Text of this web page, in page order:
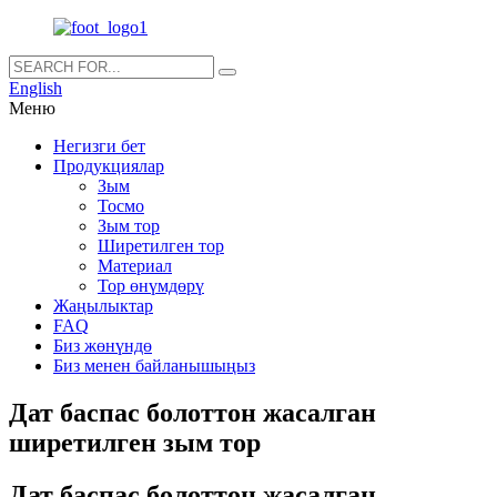
English
Меню
Негизги бет
Продукциялар
Зым
Тосмо
Зым тор
Ширетилген тор
Материал
Тор өнүмдөрү
Жаңылыктар
FAQ
Биз жөнүндө
Биз менен байланышыңыз
Дат баспас болоттон жасалган
ширетилген зым тор